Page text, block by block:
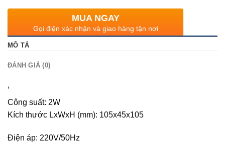
MUA NGAY
Gọi điện xác nhận và giao hàng tận nơi
MÔ TẢ
ĐÁNH GIÁ (0)
‘
Công suất: 2W
Kích thước LxWxH (mm): 105x45x105
Điện áp: 220V/50Hz